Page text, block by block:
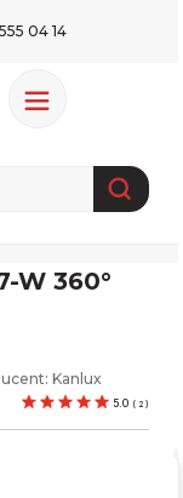
04 14
W 360°
Kanlux
5.0 ( 2 )